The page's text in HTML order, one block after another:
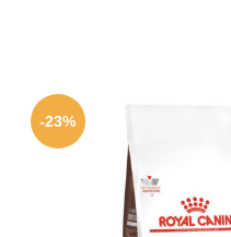
-23%